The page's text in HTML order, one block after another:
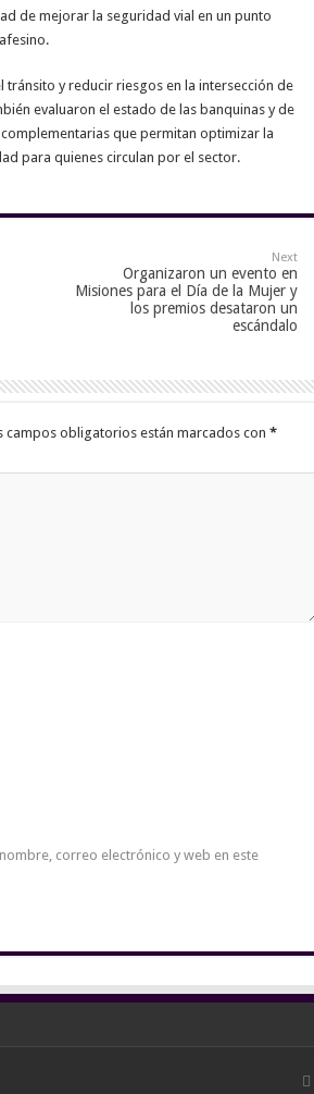
de mejorar la seguridad vial en un punto
y reducir riesgos en la intersección de
evaluaron el estado de las banquinas y de
que permitan optimizar la
para quienes circulan por el sector.
Next
Organizaron un evento en
Misiones para el Día de la Mujer y
los premios desataron un
escándalo
campos obligatorios están marcados con *
correo electrónico y web en este